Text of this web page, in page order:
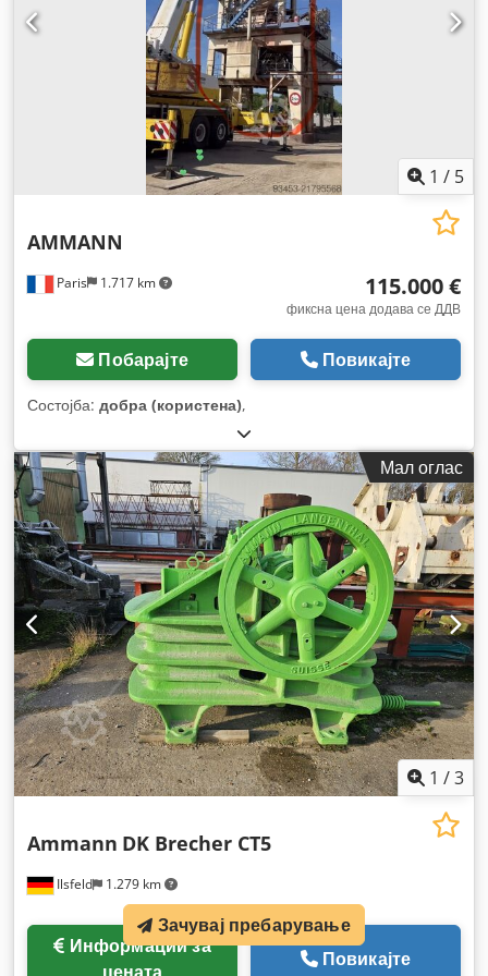
1 / 5
Paris 1.717 km
AMMANN
115.000 €
фиксна цена додава се ДДВ
Побарајте Повикајте
Состојба: добра (користена),
Мал оглас
1 /3
Ilsfeld 1.279 km
Ammann DK Brecher CT5
Повикајте
Зачувај пребарување